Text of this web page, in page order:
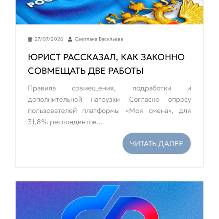
27/07/2026 Светлана Васильева
ЮРИСТ РАССКАЗАЛ, КАК ЗАКОННО
СОВМЕЩАТЬ ДВЕ РАБОТЫ
Правила совмещения, подработки и
дополнительной нагрузки Согласно опросу
пользователей платформы «Моя смена», для
31,8% респондентов...
ЧИТАТЬ ДАЛЕЕ